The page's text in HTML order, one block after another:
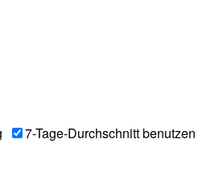
7-Tage-Durchschnitt benutzen